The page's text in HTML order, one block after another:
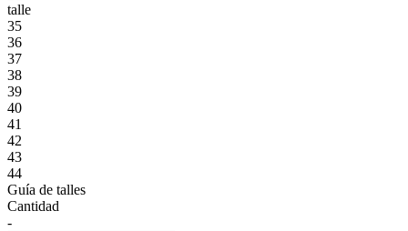
talle
35
36
37
38
39
40
41
42
43
44
Guía de talles
Cantidad
-